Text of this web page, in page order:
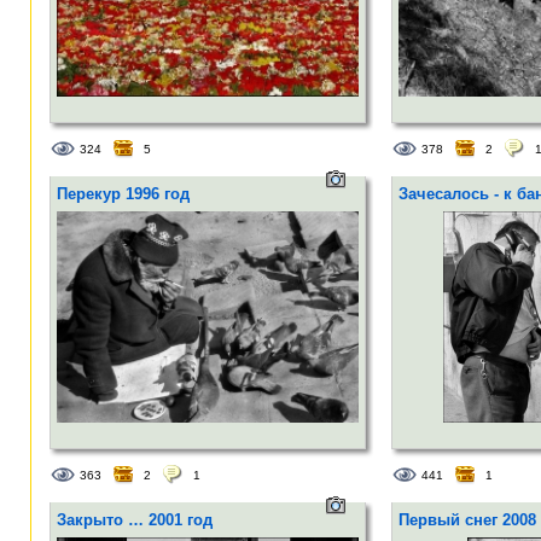
324 5 378 2 1
Перекур 1996 год
363 2 1
Зачесалось - к
441 1
Закрыто … 2001 год Первый снег 2008